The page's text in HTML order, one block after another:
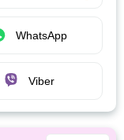
WhatsApp
Viber